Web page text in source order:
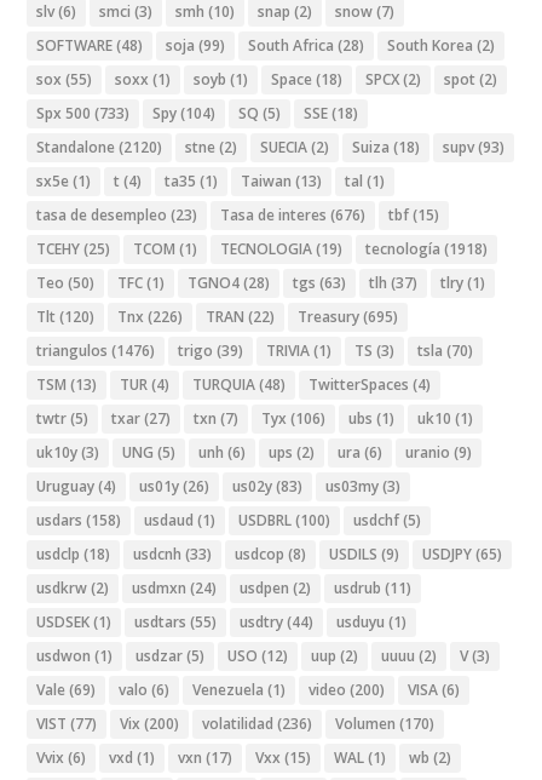
slv(6) smci (3) smh (10) snap (2) snow(7)
SOFTWARE(48) soja (99) South Africa (28) South Korea (2)
sox (55) soxx (1) soyb (1) Space (18) SPCX(2) spot (2)
Spx 500 (733) Spy(104) SQ (5) SSE(18)
Standalone (2120) stne (2) SUECIA(2) Suiza (18) supv(93)
sx5e (1) t (4) ta35 (1) Taiwan (13) tal (1)
tasa de desempleo (23) Tasa de interes (676) tbf(15)
TCEHY(25) TCOM (1) TECNOLOGIA(19) tecnología (1918)
Teo (50) TFC(1) TGNO4(28) tgs (63) tlh (37) tlry(1)
Tlt (120) Tnx (226) TRAN (22) Treasury(695)
triangulos (1476) trigo (39) TRIVIA(1) TS (3) tsla (70)
TSM (13) TUR(4) TURQUIA(48) TwitterSpaces (4)
twtr(5) txar(27) txn (7) Tyx (106) ubs (1) uk10 (1)
uk10y(3) UNG (5) unh (6) ups (2) ura (6) uranio (9)
Uruguay(4) us01y(26) us02y(83) us03my(3)
usdars (158) usdaud (1) USDBRL(100) usdchf(5)
usdclp (18) usdcnh (33) usdcop (8) USDILS (9) USDJPY(65)
usdkrw(2) usdmxn (24) usdpen (2) usdrub (11)
USDSEK(1) usdtars (55) usdtry(44) usduyu (1)
usdwon (1) usdzar(5) USO (12) uup (2) uuuu (2) V(3)
Vale (69) valo (6) Venezuela (1) video (200) VISA(6)
VIST (77) Vix (200) volatilidad (236) Volumen (170)
Vvix (6) vxd (1) vxn (17) Vxx (15) WAL(1) wb (2)